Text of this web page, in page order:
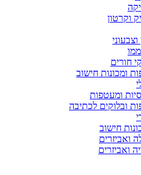
וקרטון
חורים
ומכונות חישוב
ומעטפות
ובלוקים לכתיבה
חישוב
ואביזרים
ואביזרים